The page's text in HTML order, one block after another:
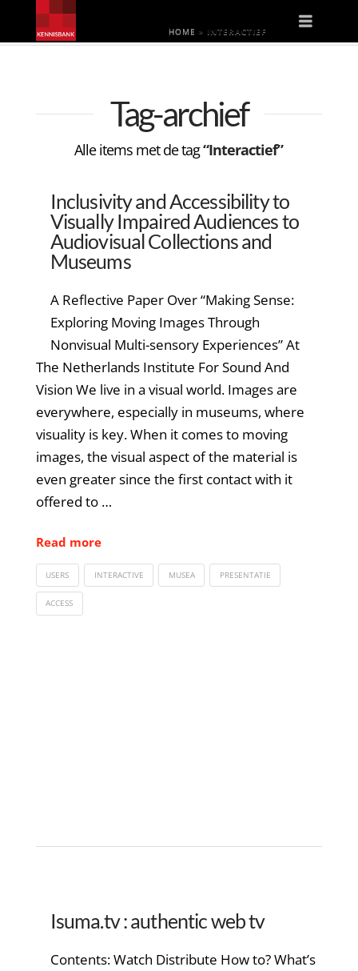
HOME » INTERACTIEF
Tag-archief
Alle items met de tag“Interactief”
Inclusivity and Accessibility to
Visually Impaired Audiences to
Audiovisual Collections and
Museums
A Reflective Paper Over “Making Sense:
Exploring Moving Images Through
Nonvisual Multi-sensory Experiences” At
The Netherlands Institute For Sound And
Vision We live in a visual world. Images are
everywhere, especially in museums, where
visuality is key. When it comes to moving
images, the visual aspect of the material is
even greater since the first contact with it
offered to …
Read more
USERS INTERACTIVE MUSEA PRESENTATIE
ACCESS
Isuma.tv : authentic web tv
Contents: Watch Distribute How to? What’s